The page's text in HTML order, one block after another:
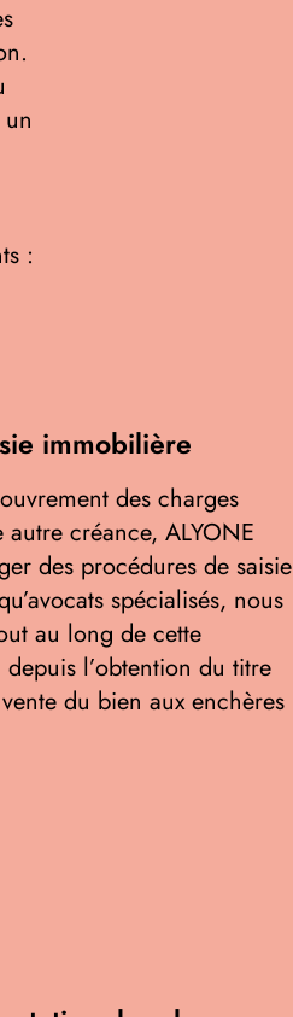
:
immobilière
des charges
créance, ALYONE
des procédures de saisie
spécialisés, nous
au long de cette
l’obtention du titre
du bien aux enchères